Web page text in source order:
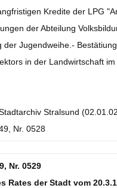
Kredite der LPG
der Abteilung
der Jugendweihe.-
in der Landwirtschaft
Stralsund
Nr. 0528
Nr. 0529
Rates der Stadt vom